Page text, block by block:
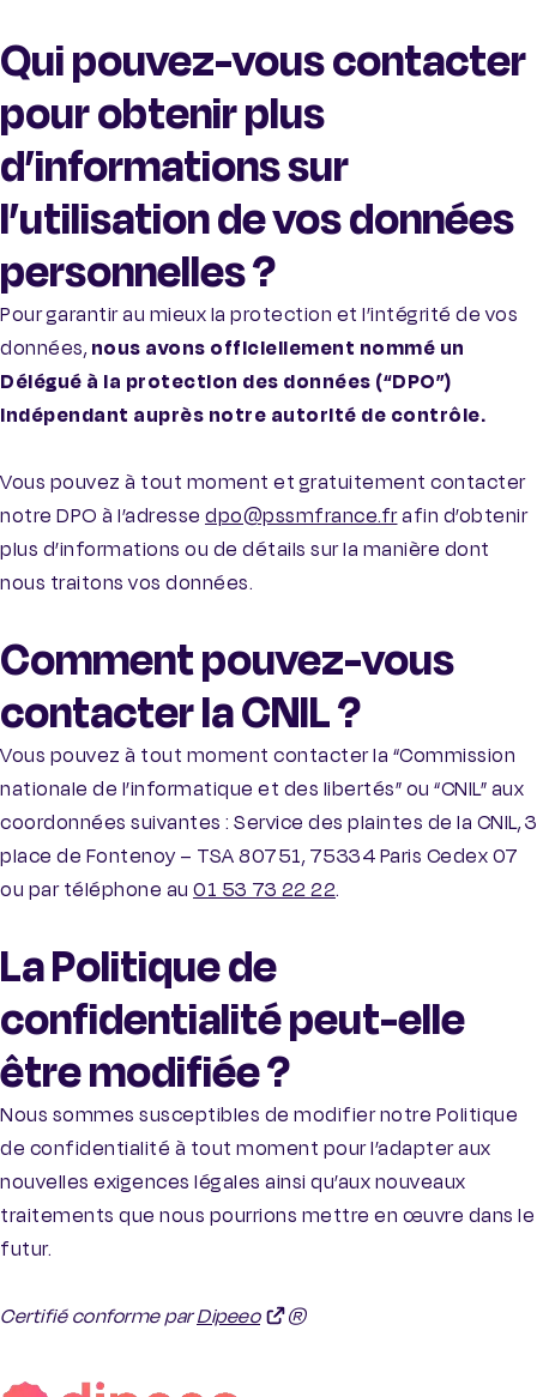
Qui pouvez-vous contacter
pour obtenir plus
d’informations sur
l’utilisation de vos données
personnelles ?
Pour garantir au mieux la protection et l’intégrité de vos
données,nous avons officiellement nommé un
Délégué à la protection des données (“DPO”)
indépendant auprès notre autorité de contrôle.
Vous pouvez à tout moment et gratuitement contacter
notre DPO à l’adresse dpo@pssmfrance.frafin d’obtenir
plus d’informations ou de détails sur la manière dont
nous traitons vos données.
Comment pouvez-vous
contacter la CNIL ?
Vous pouvez à tout moment contacter la “Commission
nationale de l’informatique et des libertés” ou “CNIL” aux
coordonnées suivantes : Service des plaintes de la CNIL, 3
place de Fontenoy – TSA 80751, 75334 Paris Cedex 07
ou par téléphone au 01 53 73 22 22.
La Politique de
confidentialité peut-elle
être modifiée ?
Nous sommes susceptibles de modifier notre Politique
de confidentialité à tout moment pour l’adapter aux
nouvelles exigences légales ainsi qu’aux nouveaux
traitements que nous pourrions mettre en œuvre dans le
futur.
Certifié conforme parDipeeo ®